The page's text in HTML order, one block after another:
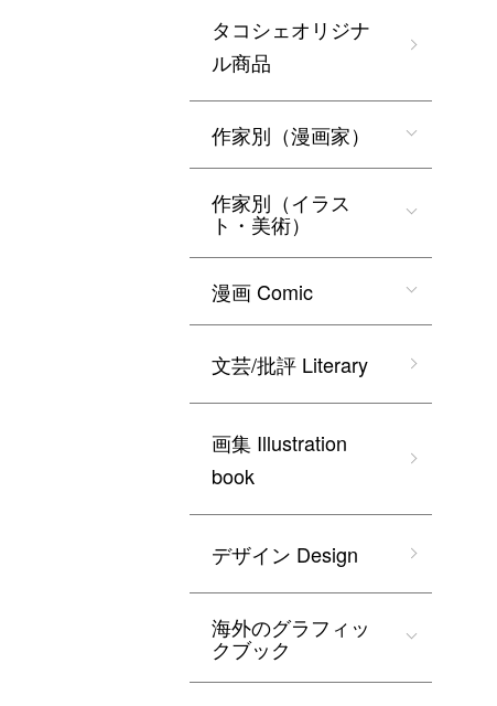
タコシェオリジナ
ル商品
作家別（漫画家）
作家別（イラス
ト・美術）
漫画 Comic
文芸/批評 Literary
画集 Illustration
book
デザイン Design
海外のグラフィッ
クブック